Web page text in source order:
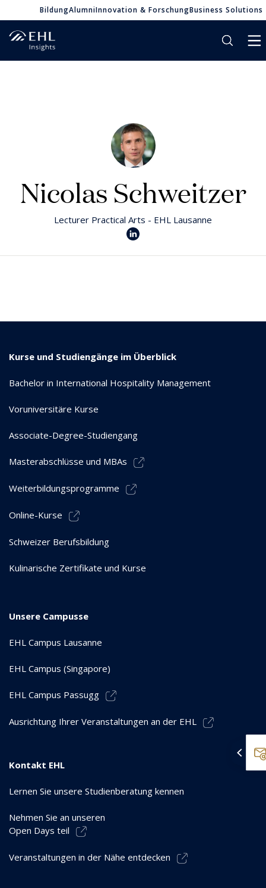
BildungAlumniInnovation & ForschungBusiness Solutions
Nicolas Schweitzer
Lecturer Practical Arts - EHL Lausanne
Kurse und Studiengänge im Überblick
Bachelor in International Hospitality Management
Voruniversitäre Kurse
Associate-Degree-Studiengang
Masterabschlüsse und MBAs
Weiterbildungsprogramme
Online-Kurse
Schweizer Berufsbildung
Kulinarische Zertifikate und Kurse
Unsere Campusse
EHL Campus Lausanne
EHL Campus (Singapore)
EHL Campus Passugg
Ausrichtung Ihrer Veranstaltungen an der EHL
Kontakt EHL
Lernen Sie unsere Studienberatung kennen
Nehmen Sie an unseren
Open Days teil
Veranstaltungen in der Nähe entdecken